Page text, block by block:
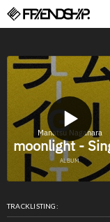
TRACKLISTING: